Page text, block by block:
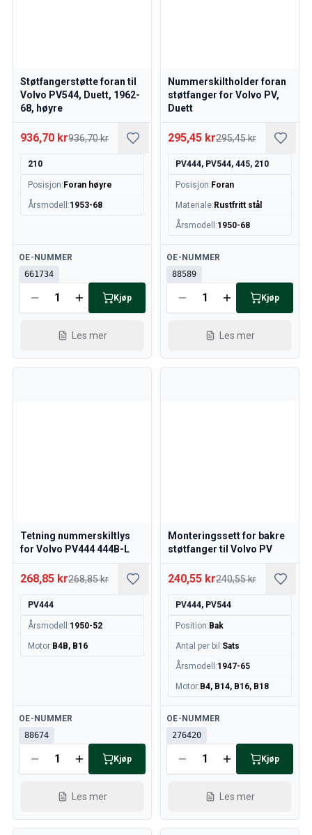
Varmesystem & AC
Tilbehør & Øvrig
Karosseri
Kampanje
Månedens kampanje
Støtfangerstøtte foran til
Volvo PV544, Duett, 1962-
68, høyre
936,70 kr936,70 kr
210
Posisjon: Foran høyre
Årsmodell :1953-68
Tilgjengelig
OE-NUMMER
661734
Kjøp
Les mer
Nummerskiltholder foran
støtfanger for Volvo PV,
Duett
295,45 kr295,45 kr
PV444, PV544, 445, 210
Posisjon: Foran
Materiale: Rustfritt stål
Årsmodell :1950-68
Tilgjengelig
OE-NUMMER
88589
Kjøp
Les mer
Tetning nummerskiltlys
for Volvo PV444 444B-L
268,85 kr268,85 kr
PV444
Årsmodell :1950-52
Motor: B4B, B16
Tilgjengelig
OE-NUMMER
88674
Kjøp
Les mer
Monteringssett for bakre
støtfanger til Volvo PV
240,55 kr240,55 kr
PV444, PV544
Position: Bak
Antal per bil :Sats
Årsmodell :1947-65
Motor: B4, B14, B16, B18
Tilgjengelig
OE-NUMMER
276420
Kjøp
Les mer